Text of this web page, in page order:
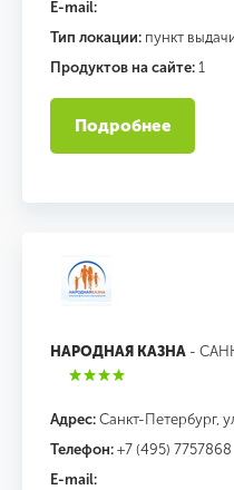
E-mail:
Тип локации: пункт
Продуктов на сайте: 1
Подробнее
НАРОДНАЯ КАЗНА -
Адрес: Санкт-Петербург,
Телефон: +7 (495) 7757868
E-mail: